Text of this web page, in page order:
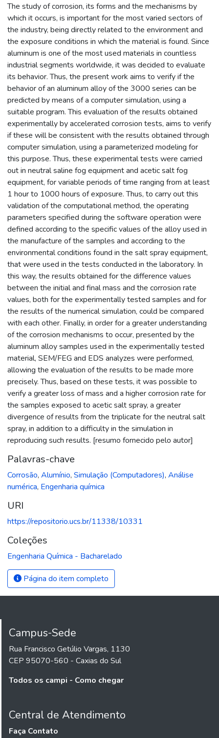
The study of corrosion, its forms and the mechanisms by
which it occurs, is important for the most varied sectors of
the industry, being directly related to the environment and
the exposure conditions in which the material is found. Since
aluminum is one of the most used materials in countless
industrial segments worldwide, it was decided to evaluate
its behavior. Thus, the present work aims to verify if the
behavior of an aluminum alloy of the 3000 series can be
predicted by means of a computer simulation, using a
suitable program. This evaluation of the results obtained
experimentally by accelerated corrosion tests, aims to verify
if these will be consistent with the results obtained through
computer simulation, using a parameterized modeling for
this purpose. Thus, these experimental tests were carried
out in neutral saline fog equipment and acetic salt fog
equipment, for variable periods of time ranging from at least
1 hour to 1000 hours of exposure. Thus, to carry out this
validation of the computational method, the operating
parameters specified during the software operation were
defined according to the specific values of the alloy used in
the manufacture of the samples and according to the
environmental conditions found in the salt spray equipment,
that were used in the tests conducted in the laboratory. In
this way, the results obtained for the difference values
between the initial and final mass and the corrosion rate
values, both for the experimentally tested samples and for
the results of the numerical simulation, could be compared
with each other. Finally, in order for a greater understanding
of the corrosion mechanisms to occur, presented by the
aluminum alloy samples used in the experimentally tested
material, SEM/FEG and EDS analyzes were performed,
allowing the evaluation of the results to be made more
precisely. Thus, based on these tests, it was possible to
verify a greater loss of mass and a higher corrosion rate for
the samples exposed to acetic salt spray, a greater
divergence of results from the triplicate for the neutral salt
spray, in addition to a difficulty in the simulation in
reproducing such results. [resumo fornecido pelo autor]
Palavras-chave
Corrosão, Alumínio, Simulação (Computadores), Análise
numérica, Engenharia química
URI
https://repositorio.ucs.br/11338/10331
Coleções
Engenharia Química - Bacharelado
Página do item completo
Campus-Sede
Rua Francisco Getúlio Vargas, 1130
CEP 95070-560 - Caxias do Sul
Todos os campi - Como chegar
Central de Atendimento
Faça Contato